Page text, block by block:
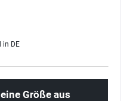
in DE
Größe aus